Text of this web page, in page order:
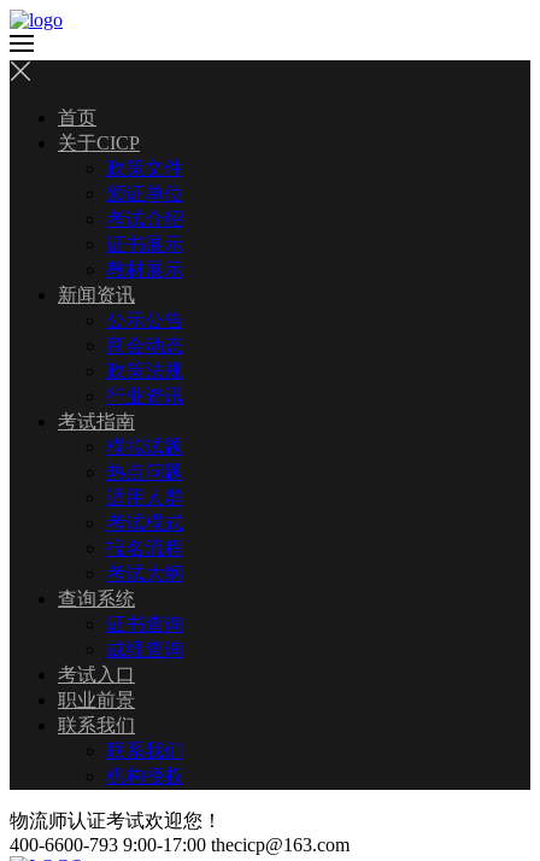
首页
关于CICP
政策文件
颁证单位
考试介绍
证书展示
教材展示
新闻资讯
公示公告
商会动态
政策法规
行业资讯
考试指南
模拟试题
热点问题
适用人群
考试模式
报名流程
考试大纲
查询系统
证书查询
成绩查询
考试入口
职业前景
联系我们
联系我们
机构授权
物流师认证考试欢迎您！
400-6600-793 9:00-17:00 thecicp@163.com